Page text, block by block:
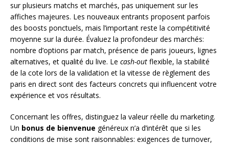
sur plusieurs matchs et marchés, pas uniquement sur les
affiches majeures. Les nouveaux entrants proposent parfois
des boosts ponctuels, mais l’important reste la compétitivité
moyenne sur la durée. Évaluez la profondeur des marchés:
nombre d’options par match, présence de paris joueurs, lignes
alternatives, et qualité du live. Le cash-out flexible, la stabilité
de la cote lors de la validation et la vitesse de règlement des
paris en direct sont des facteurs concrets qui influencent votre
expérience et vos résultats.
Concernant les offres, distinguez la valeur réelle du marketing.
Un bonus de bienvenue généreux n’a d’intérêt que si les
conditions de mise sont raisonnables: exigences de turnover,